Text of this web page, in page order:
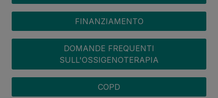
FINANZIAMENTO
DOMANDE FREQUENTI
SULL'OSSIGENOTERAPIA
COPD